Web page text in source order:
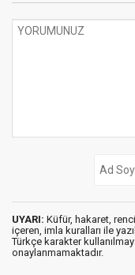
UYARI: Küfür, hakaret,
içeren, imla kuralları ile
Türkçe karakter
onaylanmamaktadır.